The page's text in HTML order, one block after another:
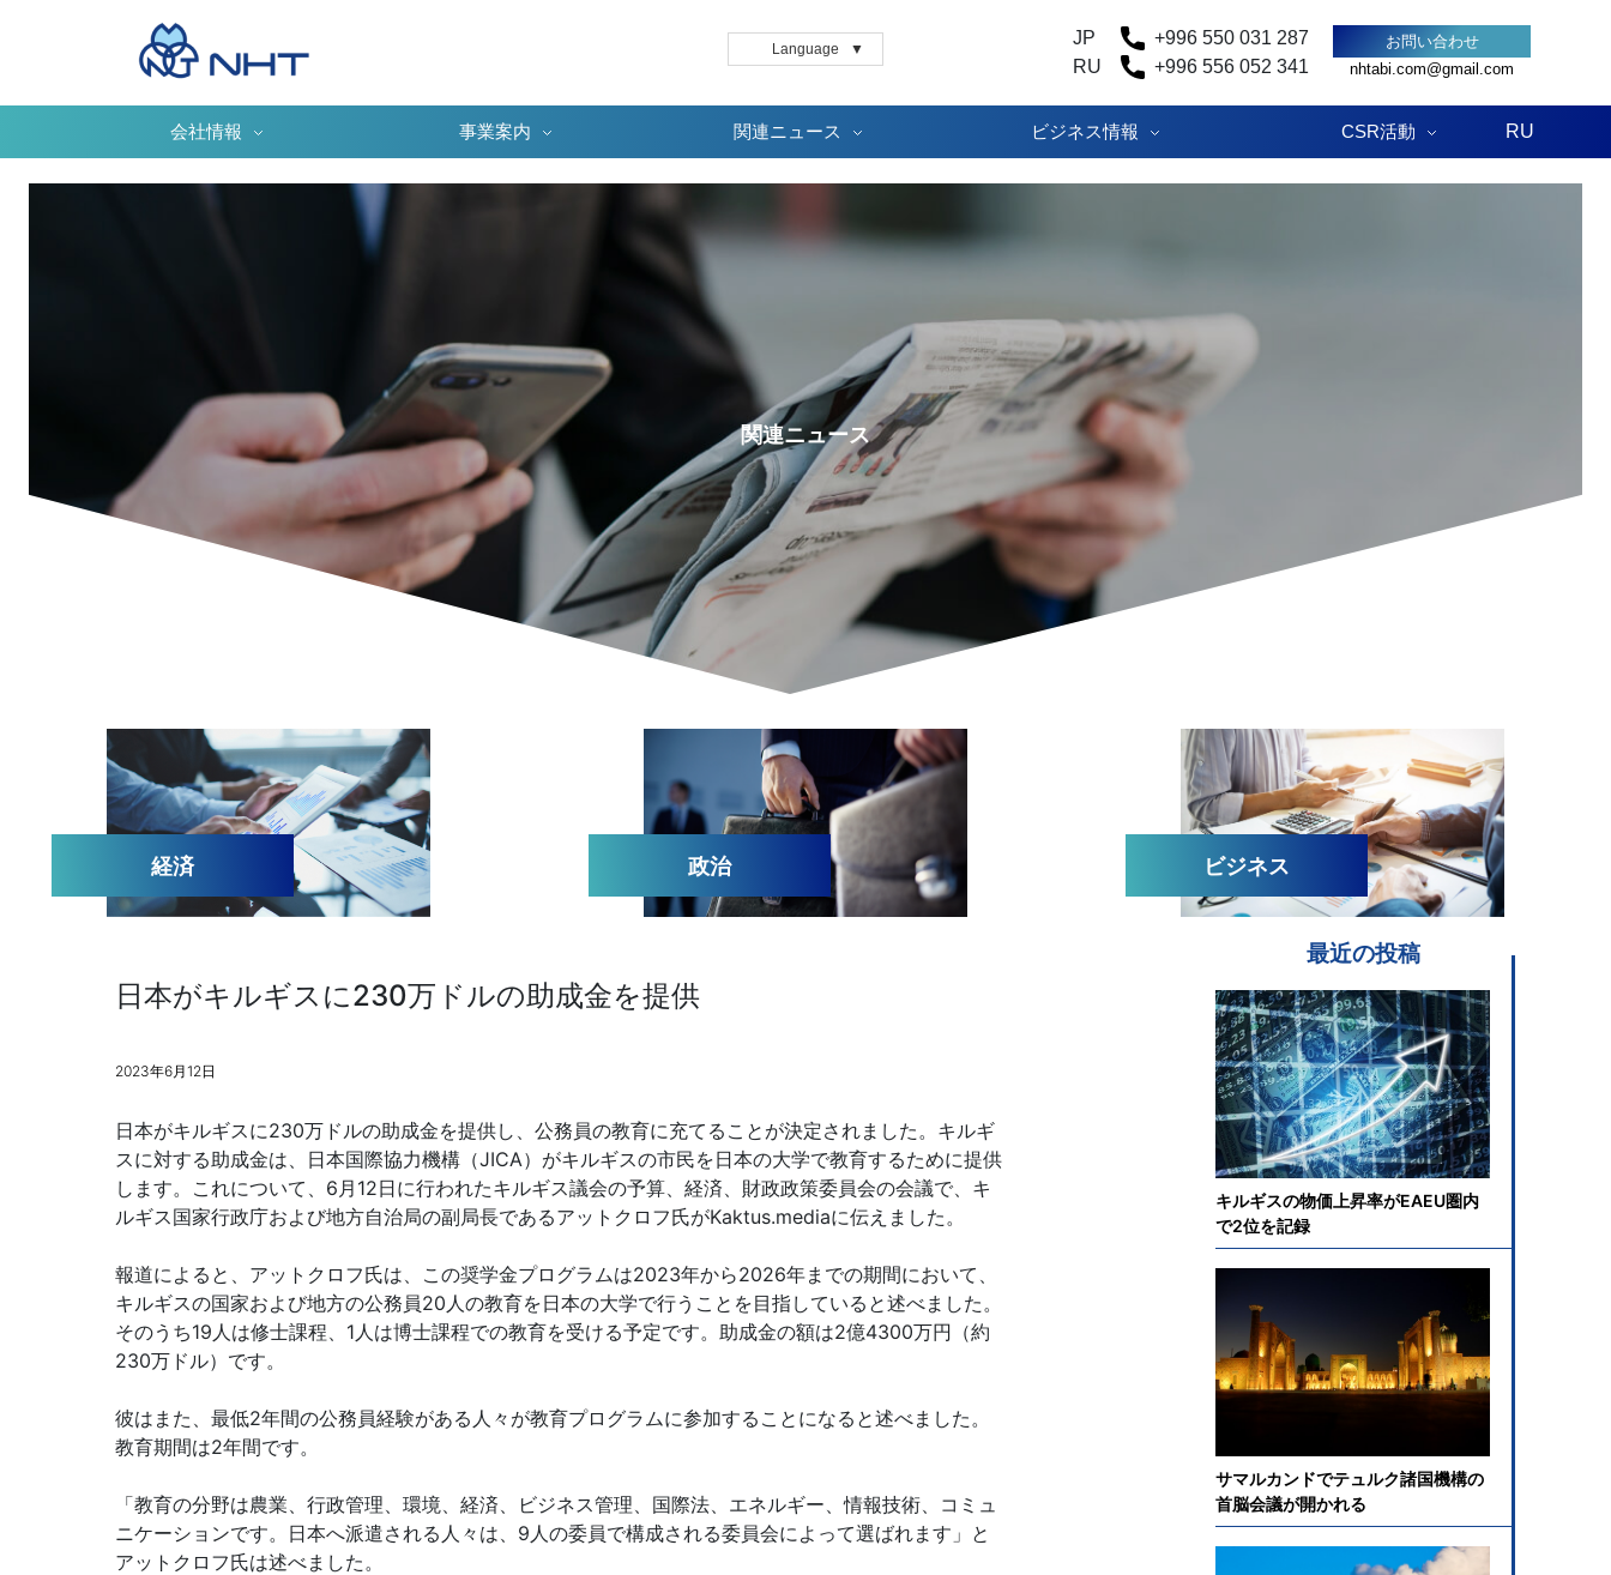
Language ▼
JP
+996 550 031 287
RU
+996 556 052 341
お問い合わせ
nhtabi.com@gmail.com
会社情報 事業案内 関連ニュース ビジネス情報 CSR活動 RU
関連ニュース
経済 政治 ビジネス
日本がキルギスに230万ドルの助成金を提供
2023年6月12日
日本がキルギスに230万ドルの助成金を提供し、公務員の教育に充てることが決定されました。キルギ
スに対する助成金は、日本国際協力機構（JICA）がキルギスの市民を日本の大学で教育するために提供
します。これについて、6月12日に行われたキルギス議会の予算、経済、財政政策委員会の会議で、キ
ルギス国家行政庁および地方自治局の副局長であるアットクロフ氏がKaktus.mediaに伝えました。
報道によると、アットクロフ氏は、この奨学金プログラムは2023年から2026年までの期間において、
キルギスの国家および地方の公務員20人の教育を日本の大学で行うことを目指していると述べました。
そのうち19人は修士課程、1人は博士課程での教育を受ける予定です。助成金の額は2億4300万円（約
230万ドル）です。
彼はまた、最低2年間の公務員経験がある人々が教育プログラムに参加することになると述べました。
教育期間は2年間です。
「教育の分野は農業、行政管理、環境、経済、ビジネス管理、国際法、エネルギー、情報技術、コミュ
ニケーションです。日本へ派遣される人々は、9人の委員で構成される委員会によって選ばれます」と
アットクロフ氏は述べました。
最近の投稿
キルギスの物価上昇率がEAEU圏内
で2位を記録
サマルカンドでテュルク諸国機構の
首脳会議が開かれる